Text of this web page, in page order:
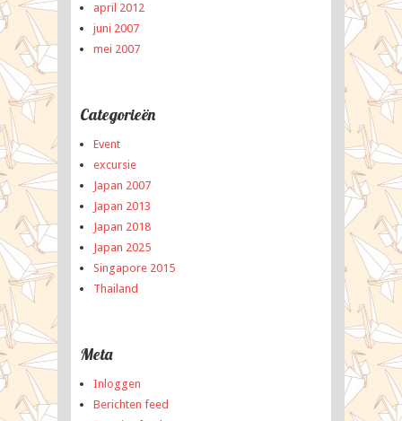
april 2012
juni 2007
mei 2007
Categorieën
Event
excursie
Japan 2007
Japan 2013
Japan 2018
Japan 2025
Singapore 2015
Thailand
Meta
Inloggen
Berichten feed